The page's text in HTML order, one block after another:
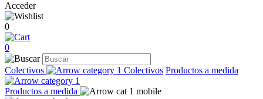
Acceder
0
0
Colectivos Colectivos Productos a medida
Productos a medida